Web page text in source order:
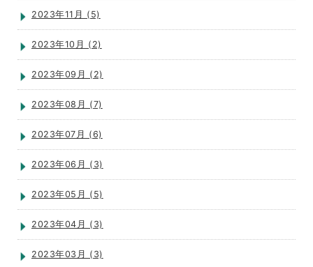
2023年11月 (5)
2023年10月 (2)
2023年09月 (2)
2023年08月 (7)
2023年07月 (6)
2023年06月 (3)
2023年05月 (5)
2023年04月 (3)
2023年03月 (3)